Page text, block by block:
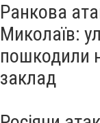
Ранкова
Миколаїв:
пошкодили
заклад